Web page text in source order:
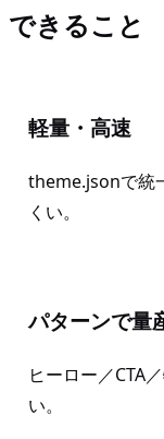
できること
軽量・高速
theme.jsonで統
くい。
パターンで量
ヒーロー／CTA
い。